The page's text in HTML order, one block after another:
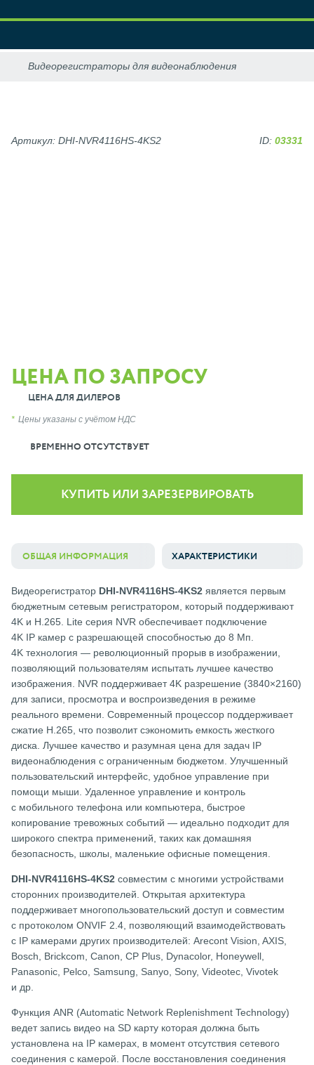
ЦЕНА ПО ЗАПРОСУ
ЦЕНА ДЛЯ ДИЛЕРОВ
Цены указаны с учётом НДС
ВРЕМЕННО ОТСУТСТВУЕТ
Артикул: DHI-NVR4116HS-4KS2 ID: 03331
КУПИТЬ ИЛИ ЗАРЕЗЕРВИРОВАТЬ
ОБЩАЯ ИНФОРМАЦИЯ ХАРАКТЕРИСТИКИ
Видеорегистратор DHI-NVR4116HS-4KS2 является первым
бюджетным сетевым регистратором, который поддерживают
4K и H.265. Lite серия NVR обеспечивает подключение
4K IP камер с разрешающей способностью до 8 Мп.
4K технология — революционный прорыв в изображении,
позволяющий пользователям испытать лучшее качество
изображения. NVR поддерживает 4K разрешение (3840×2160)
для записи, просмотра и воспроизведения в режиме
реального времени. Современный процессор поддерживает
сжатие H.265, что позволит сэкономить емкость жесткого
диска. Лучшее качество и разумная цена для задач IP
видеонаблюдения с ограниченным бюджетом. Улучшенный
пользовательский интерфейс, удобное управление при
помощи мыши. Удаленное управление и контроль
с мобильного телефона или компьютера, быстрое
копирование тревожных событий — идеально подходит для
широкого спектра применений, таких как домашняя
безопасность, школы, маленькие офисные помещения.
DHI-NVR4116HS-4KS2 совместим с многими устройствами
сторонних производителей. Открытая архитектура
поддерживает многопользовательский доступ и совместим
с протоколом ONVIF 2.4, позволяющий взаимодействовать
с IP камерами других производителей: Arecont Vision, AXIS,
Bosch, Brickcom, Canon, CP Plus, Dynacolor, Honeywell,
Panasonic, Pelco, Samsung, Sanyo, Sony, Videotec, Vivotek
и др.
Функция ANR (Automatic Network Replenishment Technology)
ведет запись видео на SD карту которая должна быть
установлена на IP камерах, в момент отсутствия сетевого
соединения с камерой. После восстановления соединения